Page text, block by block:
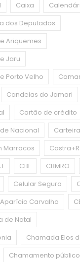
Caixa
dos Deputados
Ariquemes
Jaru
Porto Velho
Candeias do Jamari
Cartão de crédito
Nacional
Marrocos
CBF CBMRO
Celular Seguro
Carvalho
de Natal
Chamada Elos
Chamamento público